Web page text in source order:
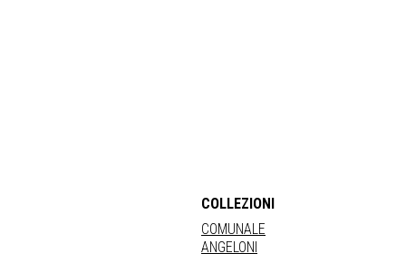
COLLEZIONI
COMUNALE
ANGELONI